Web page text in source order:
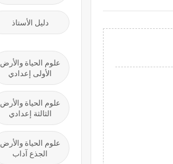
دليل الأستاذ
علوم الحياة والأرض
الأولى إعدادي
علوم الحياة والأرض
الثالثة إعدادي
علوم الحياة والأرض
الجذع آداب